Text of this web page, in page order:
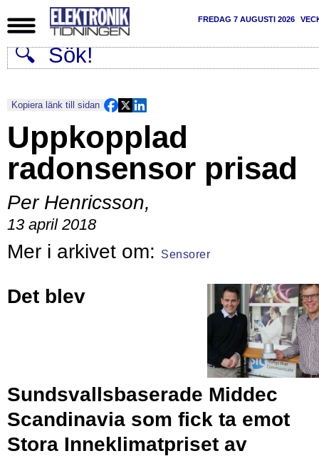
FREDAG 7 AUGUSTI 2026
Kopiera länk till sidan
Uppkopplad
radonsensor prisad
Per Henricsson,
13 april 2018
Sensorer
Det blev
Sundsvallsbaserade Middec
Scandinavia som fick ta emot
Stora Inneklimatpriset av